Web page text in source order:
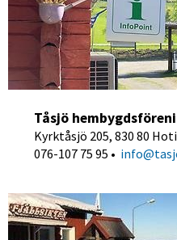
Tåsjö
Kyrktåsjö 205, 830 80
076-107 75 95 •